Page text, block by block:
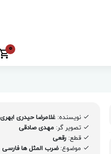
0
نویسنده: غلامرضا حیدری ابهری
تصویر گر: مهدی صادقی
قطع: رقعی
موضوع:ضرب المثل ها فارسی